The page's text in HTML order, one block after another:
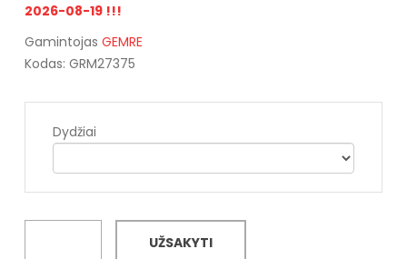
2026-08-19 !!!
Gamintojas GEMRE
Kodas: GRM27375
Dydžiai
UŽSAKYTI